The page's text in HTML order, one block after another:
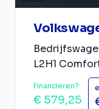
L2H1
Financieren?
€ 579,25